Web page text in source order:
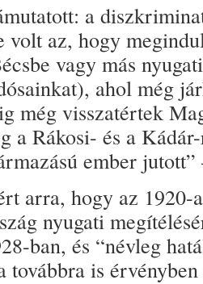
a
volt az, hogy
vagy más
ahol még
még visszatértek
a Rákosi- és a
ember
arra, hogy az 1920-
nyugati
ban, és “névleg
továbbra is